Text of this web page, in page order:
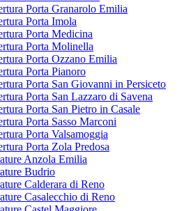
Porta Granarolo Emilia
Porta Imola
Porta Medicina
Porta Molinella
Porta Ozzano Emilia
Porta Pianoro
Porta San Giovanni in Persiceto
Porta San Lazzaro di Savena
Porta San Pietro in Casale
Porta Sasso Marconi
Porta Valsamoggia
Porta Zola Predosa
Anzola Emilia
Budrio
Calderara di Reno
Casalecchio di Reno